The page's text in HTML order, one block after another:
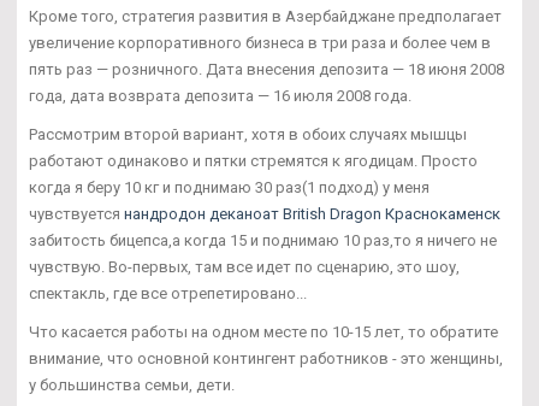
Кроме того, стратегия развития в Азербайджане предполагает
увеличение корпоративного бизнеса в три раза и более чем в
пять раз — розничного. Дата внесения депозита — 18 июня 2008
года, дата возврата депозита — 16 июля 2008 года.
Рассмотрим второй вариант, хотя в обоих случаях мышцы
работают одинаково и пятки стремятся к ягодицам. Просто
когда я беру 10 кг и поднимаю 30 раз(1 подход) у меня
чувствуется нандродон деканоат British Dragon Краснокаменск
забитость бицепса,а когда 15 и поднимаю 10 раз,то я ничего не
чувствую. Во-первых, там все идет по сценарию, это шоу,
спектакль, где все отрепетировано...
Что касается работы на одном месте по 10-15 лет, то обратите
внимание, что основной контингент работников - это женщины,
у большинства семьи, дети.